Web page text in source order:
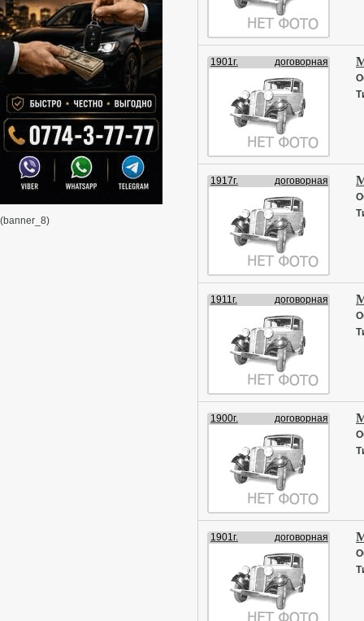
(banner_8)
1901г. договорная
1917г. договорная
1911г. договорная
1900г. договорная
1901г. договорная